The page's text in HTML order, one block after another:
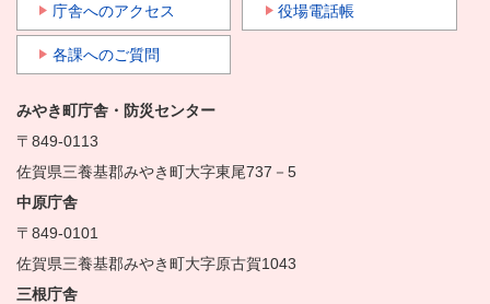
庁舎へのアクセス 役場電話帳
各課へのご質問
みやき町庁舎・防災センター
〒849-0113
佐賀県三養基郡みやき町大字東尾737－5
中原庁舎
〒849-0101
佐賀県三養基郡みやき町大字原古賀1043
三根庁舎